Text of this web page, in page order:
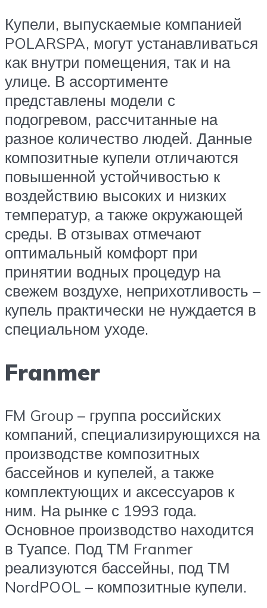
Купели, выпускаемые компанией
POLARSPA, могут устанавливаться
как внутри помещения, так и на
улице. В ассортименте
представлены модели с
подогревом, рассчитанные на
разное количество людей. Данные
композитные купели отличаются
повышенной устойчивостью к
воздействию высоких и низких
температур, а также окружающей
среды. В отзывах отмечают
оптимальный комфорт при
принятии водных процедур на
свежем воздухе, неприхотливость –
купель практически не нуждается в
специальном уходе.
Franmer
FM Group – группа российских
компаний, специализирующихся на
производстве композитных
бассейнов и купелей, а также
комплектующих и аксессуаров к
ним. На рынке с 1993 года.
Основное производство находится
в Туапсе. Под ТМ Franmer
реализуются бассейны, под ТМ
NordPOOL – композитные купели.